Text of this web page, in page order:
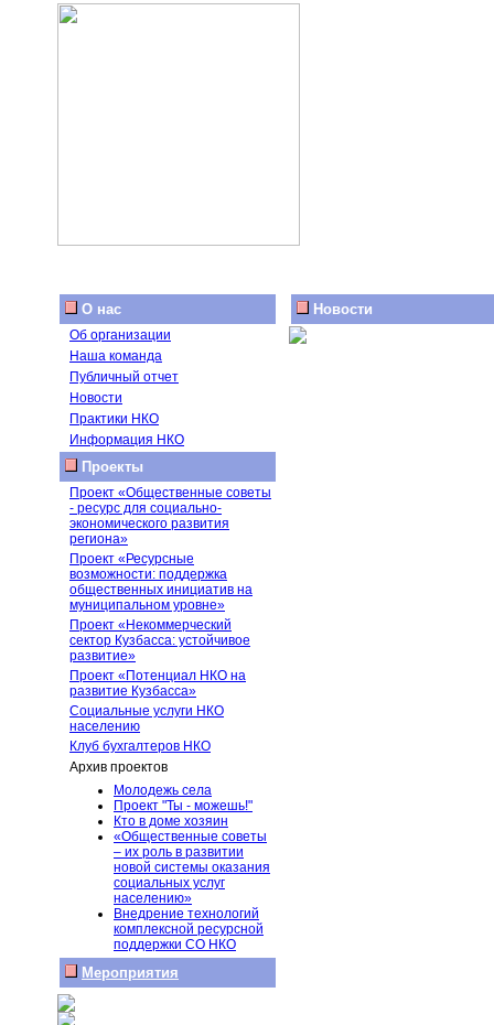
О нас
Об организации
Наша команда
Публичный отчет
Новости
Практики НКО
Информация НКО
Проекты
Проект «Общественные советы
- ресурс для социально-
экономического развития
региона»
Проект «Ресурсные
возможности: поддержка
общественных инициатив на
муниципальном уровне»
Проект «Некоммерческий
сектор Кузбасса: устойчивое
развитие»
Проект «Потенциал НКО на
развитие Кузбасса»
Социальные услуги НКО
населению
Клуб бухгалтеров НКО
Архив проектов
Молодежь села
Проект "Ты - можешь!"
Кто в доме хозяин
«Общественные советы
– их роль в развитии
новой системы оказания
социальных услуг
населению»
Внедрение технологий
комплексной ресурсной
поддержки СО НКО
Мероприятия
Новости